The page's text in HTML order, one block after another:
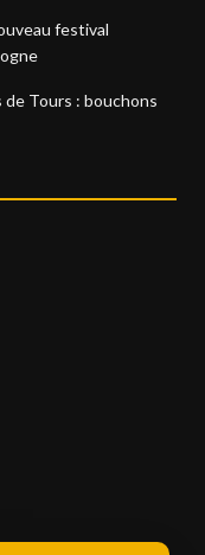
festival
Tours : bouchons